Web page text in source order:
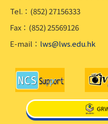
Tel.：(852) 27156333
Fax：(852) 25569126
E-mail： lws@lws.edu.hk